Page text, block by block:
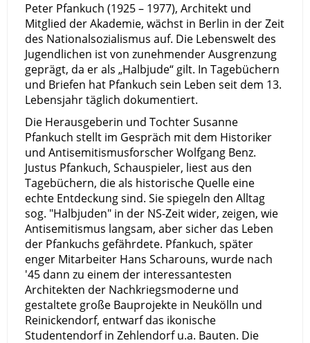
Peter Pfankuch (1925 – 1977), Architekt und
Mitglied der Akademie, wächst in Berlin in der Zeit
des Nationalsozialismus auf. Die Lebenswelt des
Jugendlichen ist von zunehmender Ausgrenzung
geprägt, da er als „Halbjude“ gilt. In Tagebüchern
und Briefen hat Pfankuch sein Leben seit dem 13.
Lebensjahr täglich dokumentiert.
Die Herausgeberin und Tochter Susanne
Pfankuch stellt im Gespräch mit dem Historiker
und Antisemitismusforscher Wolfgang Benz.
Justus Pfankuch, Schauspieler, liest aus den
Tagebüchern, die als historische Quelle eine
echte Entdeckung sind. Sie spiegeln den Alltag
sog. "Halbjuden" in der NS-Zeit wider, zeigen, wie
Antisemitismus langsam, aber sicher das Leben
der Pfankuchs gefährdete. Pfankuch, später
enger Mitarbeiter Hans Scharouns, wurde nach
'45 dann zu einem der interessantesten
Architekten der Nachkriegsmoderne und
gestaltete große Bauprojekte in Neukölln und
Reinickendorf, entwarf das ikonische
Studentendorf in Zehlendorf u.a. Bauten. Die